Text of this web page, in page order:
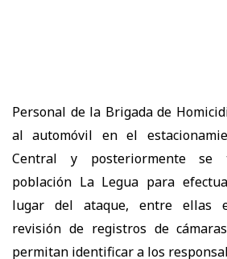
Personal de la Brigada de
al automóvil en el
Central y posteriormente se
población La Legua para
lugar del ataque, entre ellas
revisión de registros de
permitan identificar a los